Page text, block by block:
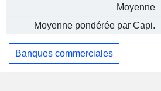
Moyenne
Moyenne pondérée par Capi.
Banques commerciales